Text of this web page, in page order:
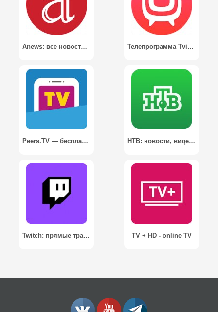
Anews: все новости и блоги Телепрограмма Tviz - тв программа передач онлайн
Peers.TV — бесплатное онлайн ТВ НТВ: новости, видео, передачи
Twitch: прямые трансляции игр TV + HD - online TV